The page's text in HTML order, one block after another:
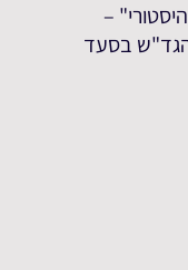
–
הגד"ש בסעד